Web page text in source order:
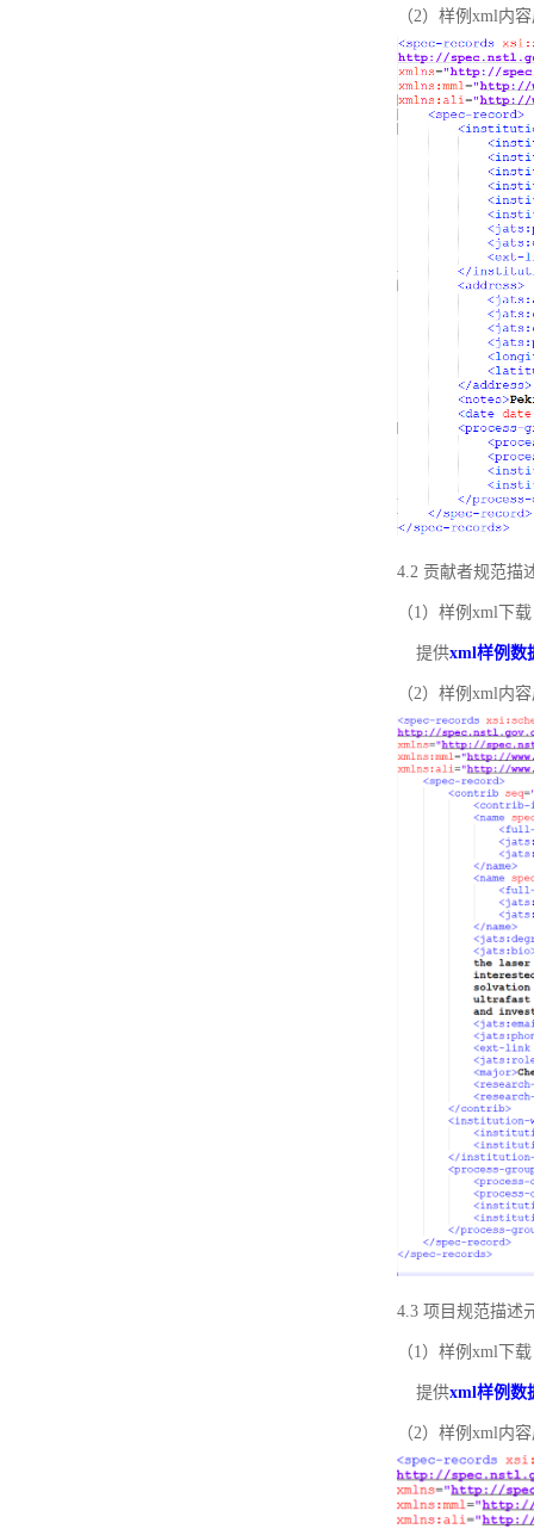
（2）样例xml内
4.2 贡献者规范描
（1）样例xml下载
提供xml样例数
（2）样例xml内
4.3 项目规范描述
（1）样例xml下载
提供xml样例数
（2）样例xml内